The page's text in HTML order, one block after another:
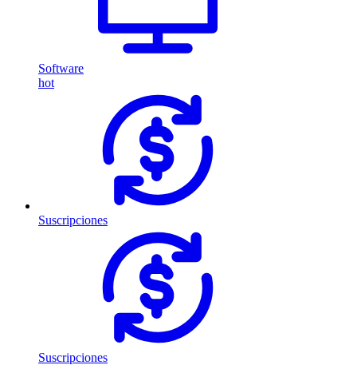
Software
hot
Suscripciones
Suscripciones